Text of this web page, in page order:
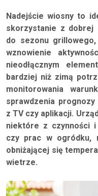
Nadejście wiosny to
skorzystanie z dobrej
do sezonu
wznowienie
nieodłącznym
bardziej niż zimą
monitorowania
sprawdzenia
z TV czy aplikacji.
niektóre z czynności i
czy prac w ogródku,
obniżającej się
wietrze.